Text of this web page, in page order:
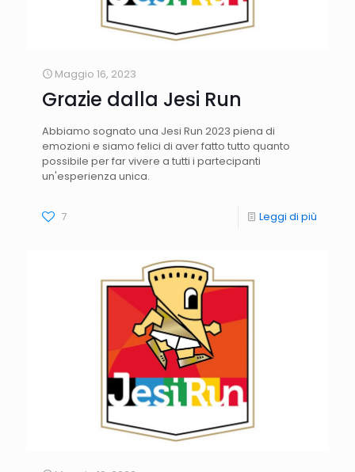
Maggio 16, 2023
Grazie dalla Jesi Run
Abbiamo sognato una Jesi Run 2023 piena di
emozioni e siamo felici di aver fatto tutto quanto
possibile per far vivere a tutti i partecipanti
un'esperienza unica.
7 Leggi di più